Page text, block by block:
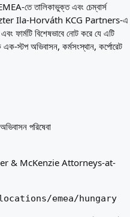
তে তালিকাভুক্ত এবং চেম্বার্স
Ila-Horváth KCG Partners-এ
ফার্মটি বিশেষভাবে নোট করে যে এটি
স্টপ অভিবাসন, কর্মসংস্থান, কর্পোরেট
পরিষেবা
& McKenzie Attorneys-at-
emea/hungary